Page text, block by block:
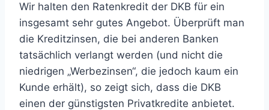
Wir halten den Ratenkredit der DKB für ein
insgesamt sehr gutes Angebot. Überprüft man
die Kreditzinsen, die bei anderen Banken
tatsächlich verlangt werden (und nicht die
niedrigen „Werbezinsen“, die jedoch kaum ein
Kunde erhält), so zeigt sich, dass die DKB
einen der günstigsten Privatkredite anbietet.